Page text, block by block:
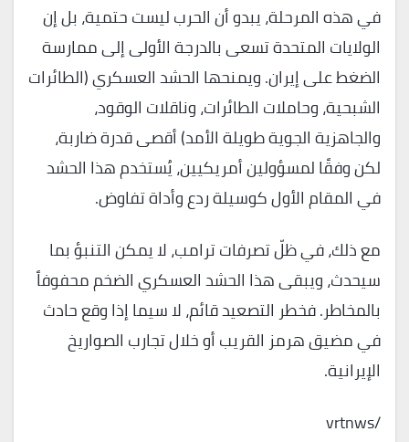
في هذه المرحلة، يبدو أن الحرب ليست حتمية، بل إن
الولايات المتحدة تسعى بالدرجة الأولى إلى ممارسة
الضغط على إيران. ويمنحها الحشد العسكري (الطائرات
الشبحية، وحاملات الطائرات، وناقلات الوقود،
والجاهزية الجوية طويلة الأمد) أقصى قدرة ضاربة،
لكن وفقًا لمسؤولين أمريكيين، يُستخدم هذا الحشد
في المقام الأول كوسيلة ردع وأداة تفاوض.
مع ذلك، في ظلّ تصرفات ترامب، لا يمكن التنبؤ بما
سيحدث، ويبقى هذا الحشد العسكري الضخم محفوفاً
بالمخاطر. فخطر التصعيد قائم، لا سيما إذا وقع حادث
في مضيق هرمز القريب أو خلال تجارب الصواريخ
الإيرانية.
/vrtnws